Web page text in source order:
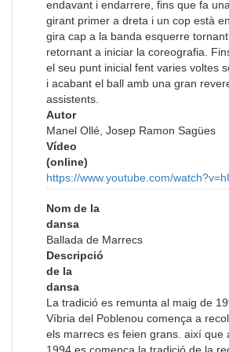
endavant i endarrere, fins que fa
girant primer a dreta i un cop està
gira cap a la banda esquerre
retornant a iniciar la coreografia.
el seu punt inicial fent varies voltes
i acabant el ball amb una gran
assistents.
Autor
Manel Ollé, Josep Ramon Sagües
Vídeo
(online)
https://www.youtube.com/
Nom de la
dansa
Ballada de Marrecs
Descripció
de la
dansa
La tradició es remunta al maig de
Víbria del Poblenou comença a
els marrecs es feien grans. així que